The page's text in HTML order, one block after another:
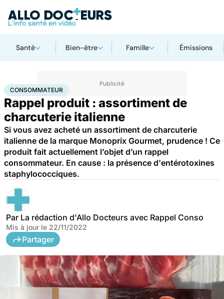
Santé Bien-être Famille Émissions
AccueilSantéConsommateur
CONSOMMATEUR
Rappel produit : assortiment de
charcuterie italienne
Si vous avez acheté un assortiment de charcuterie
italienne de la marque Monoprix Gourmet, prudence ! Ce
produit fait actuellement l’objet d’un rappel
consommateur. En cause : la présence d'entérotoxines
staphylococciques.
Par La rédaction d'Allo Docteurs avec Rappel Conso
Mis à jour le 22/11/2022
Partager